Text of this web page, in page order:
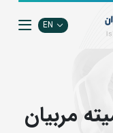
EN
مربيان